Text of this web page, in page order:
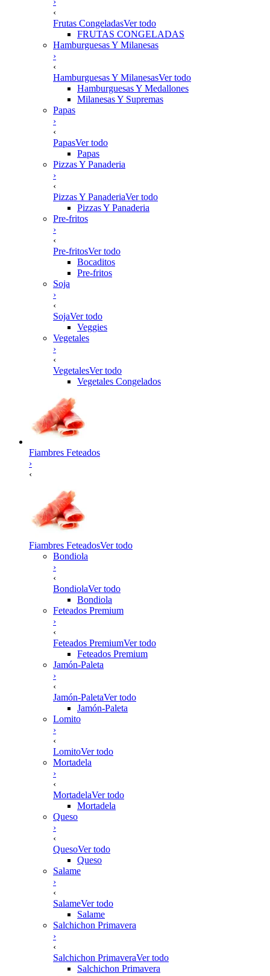
‹
Frutas CongeladasVer todo
FRUTAS CONGELADAS
Hamburguesas Y Milanesas
›
‹
Hamburguesas Y MilanesasVer todo
Hamburguesas Y Medallones
Milanesas Y Supremas
Papas
›
‹
PapasVer todo
Papas
Pizzas Y Panaderia
›
‹
Pizzas Y PanaderiaVer todo
Pizzas Y Panaderia
Pre-fritos
›
‹
Pre-fritosVer todo
Bocaditos
Pre-fritos
Soja
›
‹
SojaVer todo
Veggies
Vegetales
›
‹
VegetalesVer todo
Vegetales Congelados
Fiambres Feteados
›
‹
Fiambres FeteadosVer todo
Bondiola
›
‹
BondiolaVer todo
Bondiola
Feteados Premium
›
‹
Feteados PremiumVer todo
Feteados Premium
Jamón-Paleta
›
‹
Jamón-PaletaVer todo
Jamón-Paleta
Lomito
›
‹
LomitoVer todo
Mortadela
›
‹
MortadelaVer todo
Mortadela
Queso
›
‹
QuesoVer todo
Queso
Salame
›
‹
SalameVer todo
Salame
Salchichon Primavera
›
‹
Salchichon PrimaveraVer todo
Salchichon Primavera